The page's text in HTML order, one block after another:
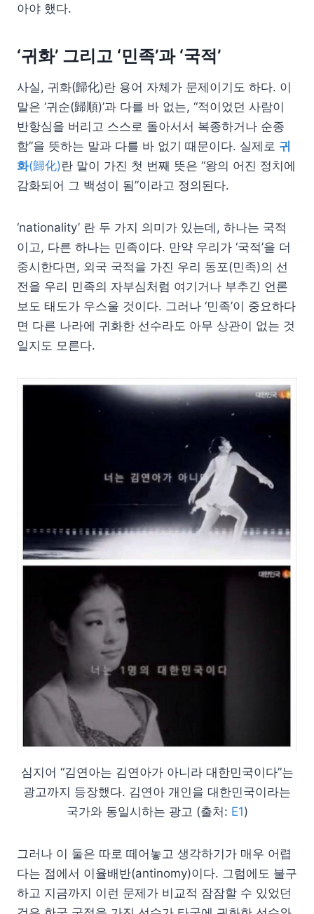
아야 했다.
‘귀화’ 그리고 ‘민족’과 ‘국적’
사실, 귀화(歸化)란 용어 자체가 문제이기도 하다. 이
말은 ‘귀순(歸順)’과 다를 바 없는, “적이었던 사람이
반항심을 버리고 스스로 돌아서서 복종하거나 순종
함”을 뜻하는 말과 다를 바 없기 때문이다. 실제로 귀
화(歸化)란 말이 가진 첫 번째 뜻은 “왕의 어진 정치에
감화되어 그 백성이 됨”이라고 정의된다.
‘nationality’ 란 두 가지 의미가 있는데, 하나는 국적
이고, 다른 하나는 민족이다. 만약 우리가 ‘국적’을 더
중시한다면, 외국 국적을 가진 우리 동포(민족)의 선
전을 우리 민족의 자부심처럼 여기거나 부추긴 언론
보도 태도가 우스울 것이다. 그러나 ‘민족’이 중요하다
면 다른 나라에 귀화한 선수라도 아무 상관이 없는 것
일지도 모른다.
심지어 “김연아는 김연아가 아니라 대한민국이다”는
광고까지 등장했다. 김연아 개인을 대한민국이라는
국가와 동일시하는 광고 (출처: E1)
그러나 이 둘은 따로 떼어놓고 생각하기가 매우 어렵
다는 점에서 이율배반(antinomy)이다. 그럼에도 불구
하고 지금까지 이런 문제가 비교적 잠잠할 수 있었던